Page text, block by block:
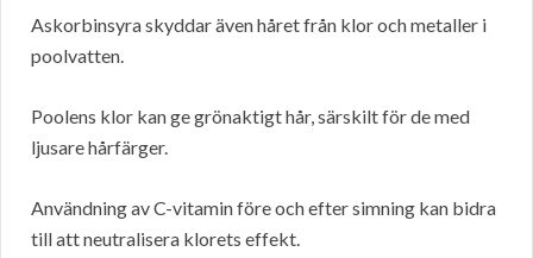
Askorbinsyra skyddar även håret från klor och metaller i
poolvatten.
Poolens klor kan ge grönaktigt hår, särskilt för de med
ljusare hårfärger.
Användning av C-vitamin före och efter simning kan bidra
till att neutralisera klorets effekt.